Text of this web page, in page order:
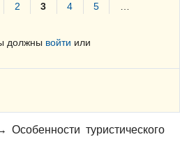
2 3 4 5
должны войти или
Особенности туристического